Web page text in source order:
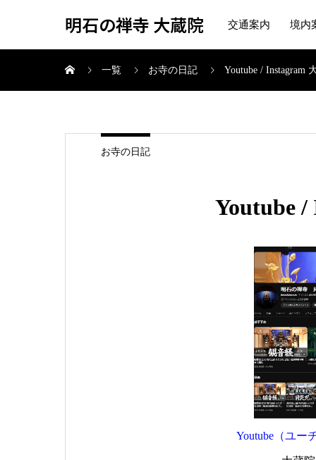
明石の禅寺 大蔵院 交通案内 境内
一覧 お寺の日記 Youtube / Instagram
お寺の日記
Youtube
Youtube（ユ